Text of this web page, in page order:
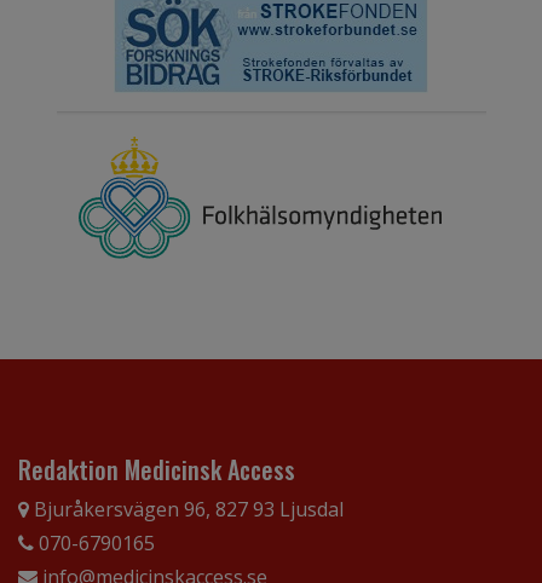
Redaktion Medicinsk Access
Bjuråkersvägen 96, 827 93 Ljusdal
070-6790165
info@medicinskaccess.se